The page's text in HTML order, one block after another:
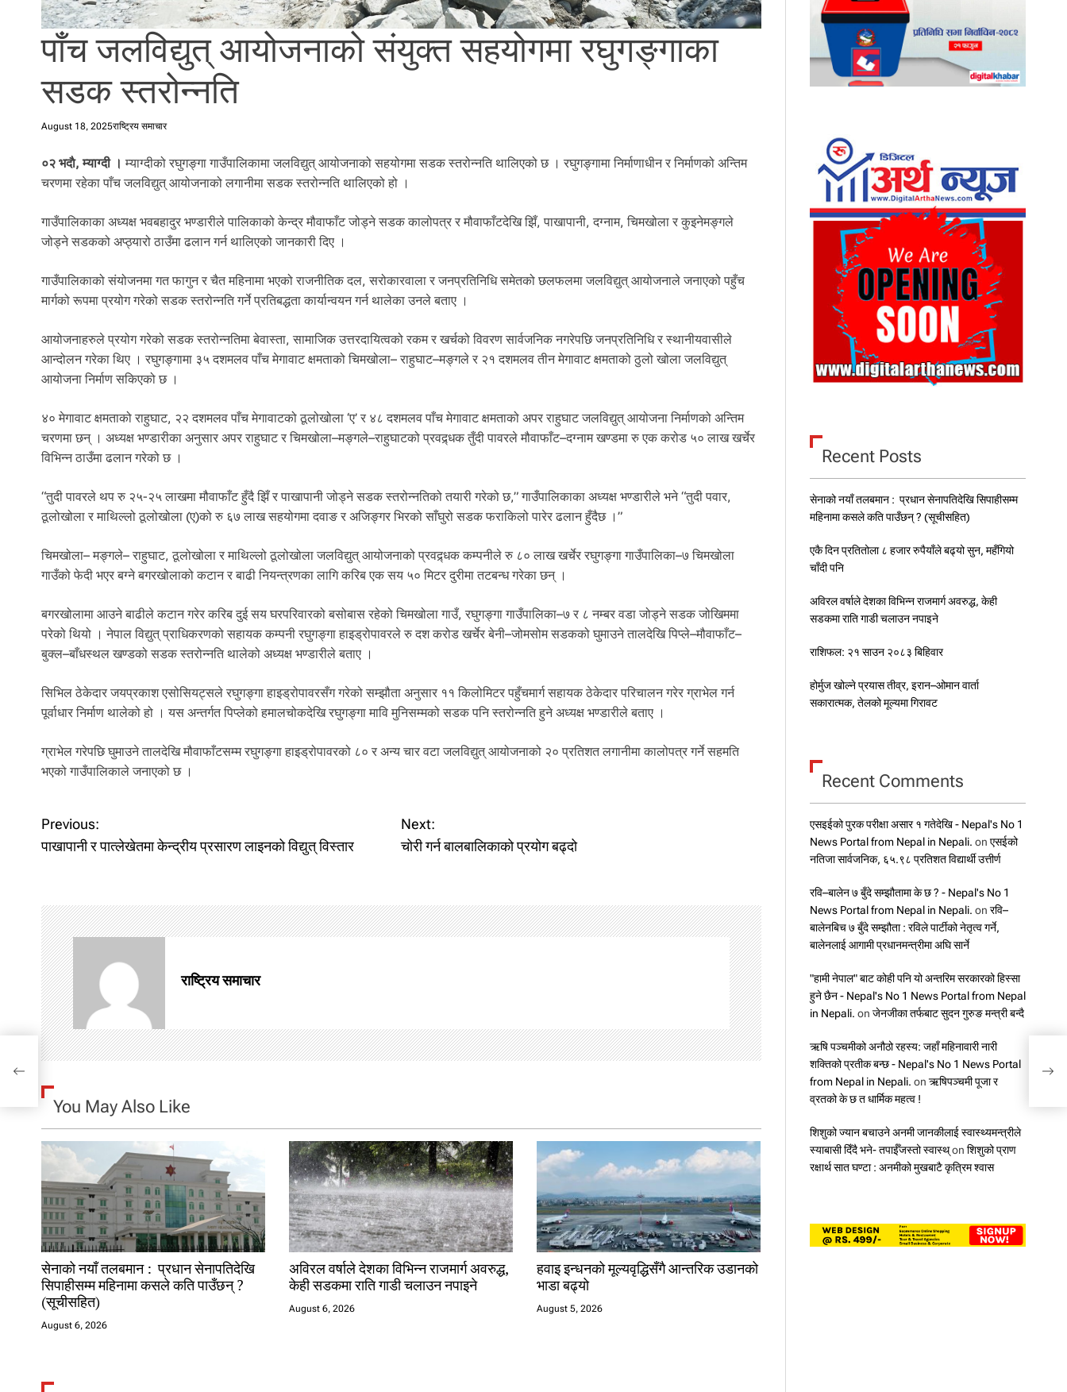
l
i
.पाँच जलविद्युत् आयोजनाको संयुक्त सहयोगमा रघुगङ्गाका
सडक स्तरोन्नति
August 18, 2025राष्ट्रिय समाचार
०२ भदाै, म्याग्दी ।म्याग्दीको रघुगङ्गा गाउँपालिकामा जलविद्युत् आयोजनाको सहयोगमा सडक स्तरोन्नति थालिएको छ । रघुगङ्गामा निर्माणाधीन र निर्माणको अन्तिम
चरणमा रहेका पाँच जलविद्युत् आयोजनाको लगानीमा सडक स्तरोन्नति थालिएको हो ।
गाउँपालिकाका अध्यक्ष भवबहादुर भण्डारीले पालिकाको केन्द्र मौवाफाँट जोड्ने सडक कालोपत्र र मौवाफाँटदेखि झिँ, पाखापानी, दग्नाम, चिमखोला र कुइनेमङ्गले
जोड्ने सडकको अप्ठ्यारो ठाउँमा ढलान गर्न थालिएको जानकारी दिए ।
गाउँपालिकाको संयोजनमा गत फागुन र चैत महिनामा भएको राजनीतिक दल, सरोकारवाला र जनप्रतिनिधि समेतको छलफलमा जलविद्युत् आयोजनाले जनाएको पहुँच
मार्गको रूपमा प्रयोग गरेको सडक स्तरोन्नति गर्ने प्रतिबद्धता कार्यान्वयन गर्न थालेका उनले बताए ।
आयोजनाहरुले प्रयोग गरेको सडक स्तरोन्नतिमा बेवास्ता, सामाजिक उत्तरदायित्वको रकम र खर्चको विवरण सार्वजनिक नगरेपछि जनप्रतिनिधि र स्थानीयवासीले
आन्दोलन गरेका थिए । रघुगङ्गामा ३५ दशमलव पाँच मेगावाट क्षमताको चिमखोला– राहुघाट–मङ्गले र २१ दशमलव तीन मेगावाट क्षमताको ठुलो खोला जलविद्युत्
आयोजना निर्माण सकिएको छ ।
४० मेगावाट क्षमताको राहुघाट, २२ दशमलव पाँच मेगावाटको ठूलोखोला ‘ए’ र ४८ दशमलव पाँच मेगावाट क्षमताको अपर राहुघाट जलविद्युत् आयोजना निर्माणको अन्तिम
चरणमा छन् । अध्यक्ष भण्डारीका अनुसार अपर राहुघाट र चिमखोला–मङ्गले–राहुघाटको प्रवद्र्धक तुँदी पावरले मौवाफाँट–दग्नाम खण्डमा रु एक करोड ५० लाख खर्चेर
विभिन्न ठाउँमा ढलान गरेको छ ।
“तुदी पावरले थप रु २५-२५ लाखमा मौवाफाँट हुँदै झिँ र पाखापानी जोड्ने सडक स्तरोन्नतिको तयारी गरेको छ,” गाउँपालिकाका अध्यक्ष भण्डारीले भने “तुदी पवार,
ठूलोखोला र माथिल्लो ठूलोखोला (ए)को रु ६७ लाख सहयोगमा दवाङ र अजिङ्गर भिरको साँघुरो सडक फराकिलो पारेर ढलान हुँदैछ ।”
चिमखोला– मङ्गले– राहुघाट, ठूलोखोला र माथिल्लो ठूलोखोला जलविद्युत् आयोजनाको प्रवद्र्धक कम्पनीले रु ८० लाख खर्चेर रघुगङ्गा गाउँपालिका–७ चिमखोला
गाउँको फेदी भएर बग्ने बगरखोलाको कटान र बाढी नियन्त्रणका लागि करिब एक सय ५० मिटर दुरीमा तटबन्ध गरेका छन् ।
बगरखोलामा आउने बाढीले कटान गरेर करिब दुई सय घरपरिवारको बसोबास रहेको चिमखोला गाउँ, रघुगङ्गा गाउँपालिका–७ र ८ नम्बर वडा जोड्ने सडक जोखिममा
परेको थियो । नेपाल विद्युत् प्राधिकरणको सहायक कम्पनी रघुगङ्गा हाइड्रोपावरले रु दश करोड खर्चेर बेनी–जोमसोम सडकको घुमाउने तालदेखि पिप्ले–मौवाफाँट–
बुक्ल–बाँधस्थल खण्डको सडक स्तरोन्नति थालेको अध्यक्ष भण्डारीले बताए ।
सिभिल ठेकेदार जयप्रकाश एसोसियट्सले रघुगङ्गा हाइड्रोपावरसँग गरेको सम्झौता अनुसार ११ किलोमिटर पहुँचमार्ग सहायक ठेकेदार परिचालन गरेर ग्राभेल गर्न
पूर्वाधार निर्माण थालेको हो । यस अन्तर्गत पिप्लेको हमालचोकदेखि रघुगङ्गा मावि मुनिसम्मको सडक पनि स्तरोन्नति हुने अध्यक्ष भण्डारीले बताए ।
ग्राभेल गरेपछि घुमाउने तालदेखि मौवाफाँटसम्म रघुगङ्गा हाइड्रोपावरको ८० र अन्य चार वटा जलविद्युत् आयोजनाको २० प्रतिशत लगानीमा कालोपत्र गर्ने सहमति
भएको गाउँपालिकाले जनाएको छ ।
P
s
t
n
a
v
i
g
a
i
o
n
Previous:
पाखापानी र पात्लेखेतमा केन्द्रीय प्रसारण लाइनको विद्युत् विस्तार
Next:
चोरी गर्न बालबालिकाको प्रयोग बढ्दो
राष्ट्रिय समाचार
You May Also Like
सेनाको नयाँ तलबमान : प्रधान सेनापतिदेखि
सिपाहीसम्म महिनामा कसले कति पाउँछन् ?
(सूचीसहित)
August 6, 2026
अविरल वर्षाले देशका विभिन्न राजमार्ग अवरुद्ध,
केही सडकमा राति गाडी चलाउन नपाइने
August 6, 2026
हवाइ इन्धनको मूल्यवृद्धिसँगै आन्तरिक उडानको
भाडा बढ्यो
August 5, 2026
Recent Posts
सेनाको नयाँ तलबमान : प्रधान सेनापतिदेखि सिपाहीसम्म
महिनामा कसले कति पाउँछन् ? (सूचीसहित)
एकै दिन प्रतितोला ८ हजार रुपैयाँले बढ्यो सुन, महँगियो
चाँदी पनि
अविरल वर्षाले देशका विभिन्न राजमार्ग अवरुद्ध, केही
सडकमा राति गाडी चलाउन नपाइने
राशिफल: २१ साउन २०८३ बिहिवार
होर्मुज खोल्ने प्रयास तीव्र, इरान–ओमान वार्ता
सकारात्मक, तेलको मूल्यमा गिरावट
Recent Comments
एसइईको पुरक परीक्षा असार १ गतेदेखि - Nepal's No 1
News Portal from Nepal in Nepali. on एसईको
नतिजा सार्वजनिक, ६५.९८ प्रतिशत विद्यार्थी उत्तीर्ण
रवि–बालेन ७ बुँदे सम्झौतामा के छ ? - Nepal's No 1
News Portal from Nepal in Nepali. on रवि–
बालेनबिच ७ बुँदे सम्झौता : रविले पार्टीको नेतृत्व गर्ने,
बालेनलाई आगामी प्रधानमन्त्रीमा अघि सार्ने
"हामी नेपाल" बाट कोही पनि यो अन्तरिम सरकारको हिस्सा
हुने छैन - Nepal's No 1 News Portal from Nepal
in Nepali. on जेनजीका तर्फबाट सुदन गुरुङ मन्त्री बन्दै
ऋषि पञ्चमीको अनौठो रहस्य: जहाँ महिनावारी नारी
शक्तिको प्रतीक बन्छ - Nepal's No 1 News Portal
from Nepal in Nepali. on ऋषिपञ्चमी पूजा र
व्रतको के छ त धार्मिक महत्व !
शिशुको ज्यान बचाउने अनमी जानकीलाई स्वास्थ्यमन्त्रीले
स्याबासी दिँदै भने- तपाईँजस्तो स्वास्थ्on शिशुको प्राण
रक्षार्थ सात घण्टा : अनमीको मुखबाटै कृत्रिम श्वास